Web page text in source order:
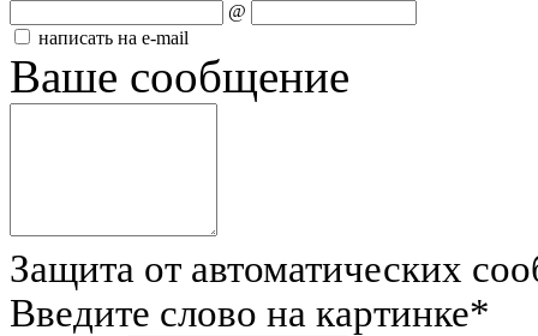
@
написать на e-mail
Ваше сообщение
Защита от автоматических
Введите слово на картинке*